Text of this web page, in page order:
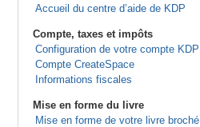
Accueil du centre d’aide de KDP
Compte, taxes et impôts
Configuration de votre compte KDP
Compte CreateSpace
Informations fiscales
Mise en forme du livre
Mise en forme de votre livre broché